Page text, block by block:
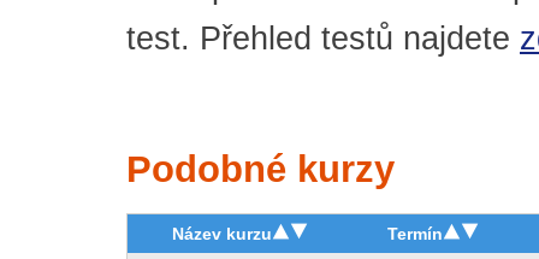
test. Přehled testů najdete
Podobné kurzy
Název kurzu
Termín